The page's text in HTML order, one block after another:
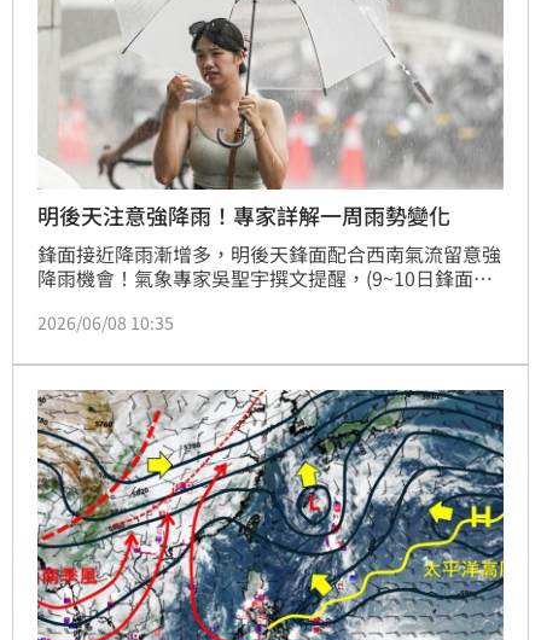
明後天注意強降雨！專家詳解一周雨勢變化
鋒面接近降雨漸增多，明後天鋒面配合西南氣流留意強
降雨機會！氣象專家吳聖宇撰文提醒，(9~10日鋒面將
降雨，累積雨量可達豪雨等級，中南部山區有機會出現
或短時豪雨發生機會。這兩天也預期會是這次鋒面影響
期間降雨最顯著的兩天，提醒大家務必要提早防範準
備。
2026/06/08 10:35